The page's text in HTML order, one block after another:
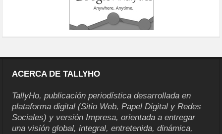
ACERCA DE TALLYHO
TallyHo, publicación periodística desarrollada en
plataforma digital (Sitio Web, Papel Digital y Redes
Sociales) y versión Impresa, orientada a entregar
una visión global, integral, entretenida, dinámica,